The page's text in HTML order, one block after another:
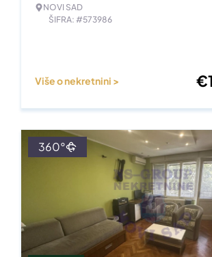
NOVI SAD
ŠIFRA: #573986
Više o nekretnini > €
360°